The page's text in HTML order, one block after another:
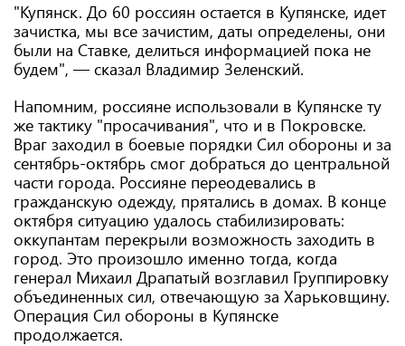
"Купянск. До 60 россиян остается в Купянске, идет
зачистка, мы все зачистим, даты определены, они
были на Ставке, делиться информацией пока не
будем", — сказал Владимир Зеленский.
Напомним, россияне использовали в Купянске ту
же тактику "просачивания", что и в Покровске.
Враг заходил в боевые порядки Сил обороны и за
сентябрь-октябрь смог добраться до центральной
части города. Россияне переодевались в
гражданскую одежду, прятались в домах. В конце
октября ситуацию удалось стабилизировать:
оккупантам перекрыли возможность заходить в
город. Это произошло именно тогда, когда
генерал Михаил Драпатый возглавил Группировку
объединенных сил, отвечающую за Харьковщину.
Операция Сил обороны в Купянске
продолжается.